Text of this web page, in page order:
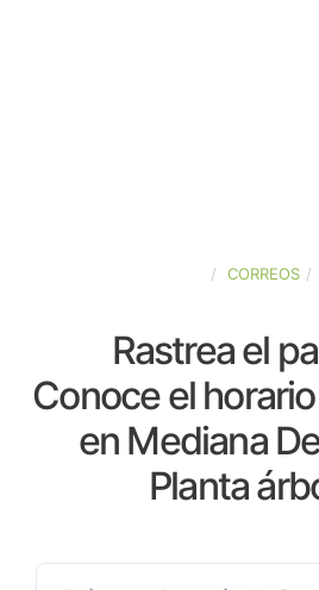
CORREOS
Rastrea el
Conoce el
en Mediana
Planta